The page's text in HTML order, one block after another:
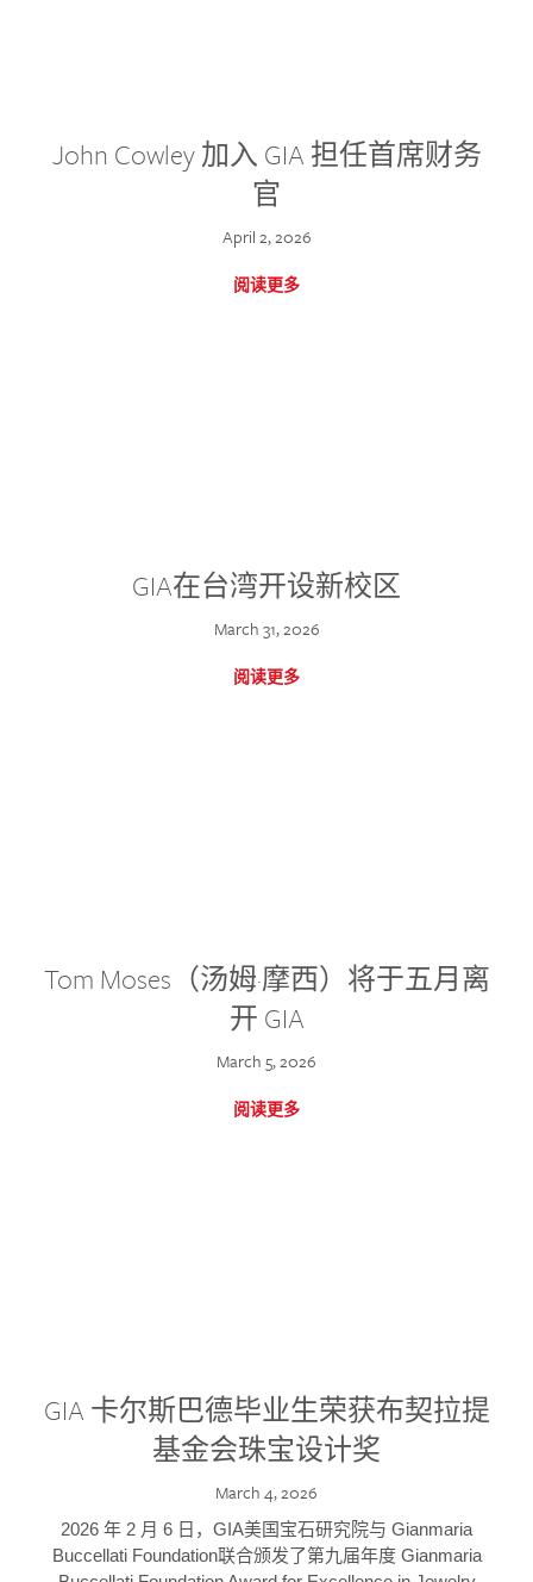
John Cowley 加入 GIA 担任首席财务
官
April 2, 2026
阅读更多
GIA在台湾开设新校区
March 31, 2026
阅读更多
Tom Moses（汤姆·摩西）将于五月离
开 GIA
March 5, 2026
阅读更多
GIA 卡尔斯巴德毕业生荣获布契拉提
基金会珠宝设计奖
March 4, 2026
2026 年 2 月 6 日，GIA美国宝石研究院与 Gianmaria
Buccellati Foundation联合颁发了第九届年度 Gianmaria